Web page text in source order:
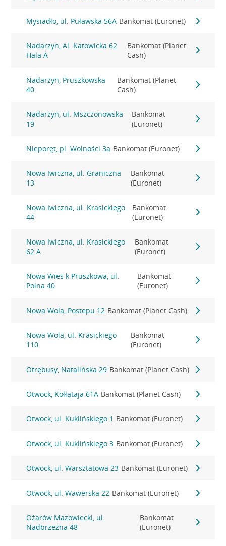
Mysiadło, ul. Puławska 56A Bankomat (Euronet)
Nadarzyn, Al. Katowicka 62
Hala A
Bankomat (Planet
Cash)
Nadarzyn, Pruszkowska
40
Bankomat (Planet
Cash)
Nadarzyn, ul. Mszczonowska
19
Bankomat
(Euronet)
Nieporęt, pl. Wolności 3a Bankomat (Euronet)
Nowa Iwiczna, ul. Graniczna
13
Bankomat
(Euronet)
Nowa Iwiczna, ul. Krasickiego
44
Bankomat
(Euronet)
Nowa Iwiczna, ul. Krasickiego
62 A
Bankomat
(Euronet)
Nowa Wieś k Pruszkowa, ul.
Polna 40
Bankomat
(Euronet)
Nowa Wola, Postepu 12 Bankomat (Planet Cash)
Nowa Wola, ul. Krasickiego
110
Bankomat
(Euronet)
Otrębusy, Natalińska 29 Bankomat (Planet Cash)
Otwock, Kołłątaja 61A Bankomat (Planet Cash)
Otwock, ul. Kuklińskiego 1 Bankomat (Euronet)
Otwock, ul. Kuklińskiego 3 Bankomat (Euronet)
Otwock, ul. Warsztatowa 23 Bankomat (Euronet)
Otwock, ul. Wawerska 22 Bankomat (Euronet)
Ożarów Mazowiecki, ul.
Nadbrzeżna 48
Bankomat
(Euronet)